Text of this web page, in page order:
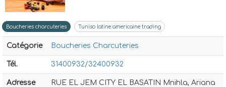
Catégorie Boucheries Charcuteries
Tél. 31400932/32400932
Adresse RUE EL JEM CITY EL BASATIN Mnihla, Ariana